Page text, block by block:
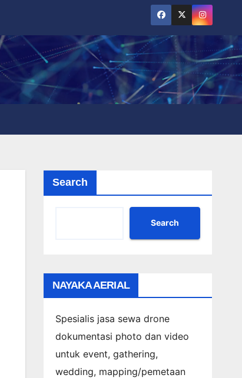
Search
Search
NAYAKA AERIAL
Spesialis jasa sewa drone
dokumentasi photo dan video
untuk event, gathering,
wedding, mapping/pemetaan